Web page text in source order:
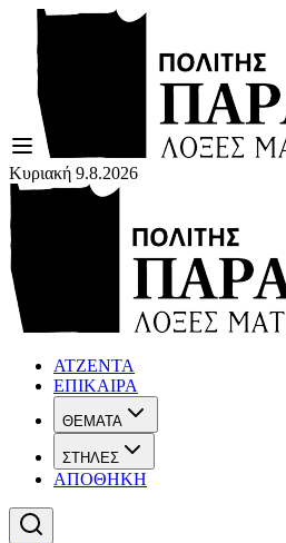
Κυριακή 9.8.2026
ΑΤΖΕΝΤΑ
ΕΠΙΚΑΙΡΑ
ΘΕΜΑΤΑ
ΣΤΗΛΕΣ
ΑΠΟΘΗΚΗ